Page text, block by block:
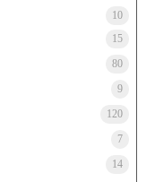
10
15
80
9
120
7
14